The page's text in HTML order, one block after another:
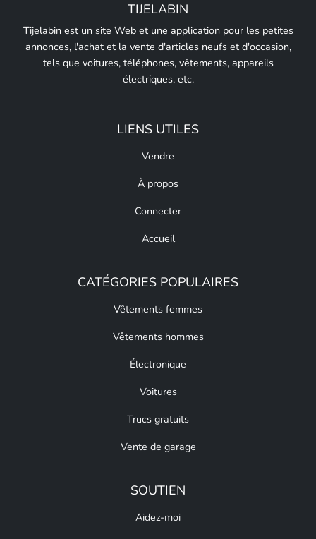
TIJELABIN
Tijelabin est un site Web et une application pour les petites
annonces, l'achat et la vente d'articles neufs et d'occasion,
tels que voitures, téléphones, vêtements, appareils
électriques, etc.
LIENS UTILES
Vendre
À propos
Connecter
Accueil
CATÉGORIES POPULAIRES
Vêtements femmes
Vêtements hommes
Électronique
Voitures
Trucs gratuits
Vente de garage
SOUTIEN
Aidez-moi